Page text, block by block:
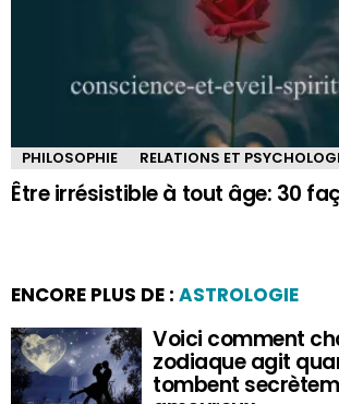
PHILOSOPHIE RELATIONS ET
Être irrésistible à tout âge: 30
ENCORE PLUS DE : ASTROLOGIE
Voici comment
zodiaque agit
tombent